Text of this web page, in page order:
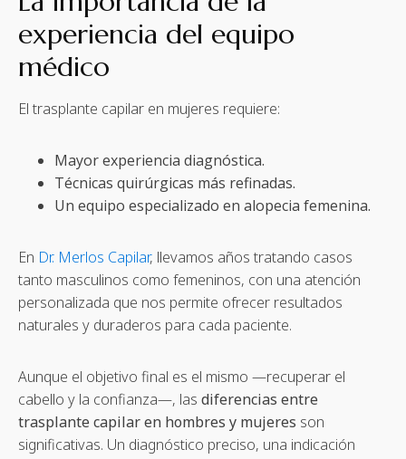
experiencia del equipo
médico
El trasplante capilar en mujeres requiere:
Mayor experiencia diagnóstica.
Técnicas quirúrgicas más refinadas.
Un equipo especializado en alopecia femenina.
En Dr. Merlos Capilar, llevamos años tratando casos
tanto masculinos como femeninos, con una atención
personalizada que nos permite ofrecer resultados
naturales y duraderos para cada paciente.
Aunque el objetivo final es el mismo —recuperar el
cabello y la confianza—, las diferencias entre
trasplante capilar en hombres y mujeres son
significativas. Un diagnóstico preciso, una indicación